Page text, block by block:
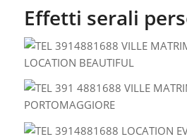
Effetti serali